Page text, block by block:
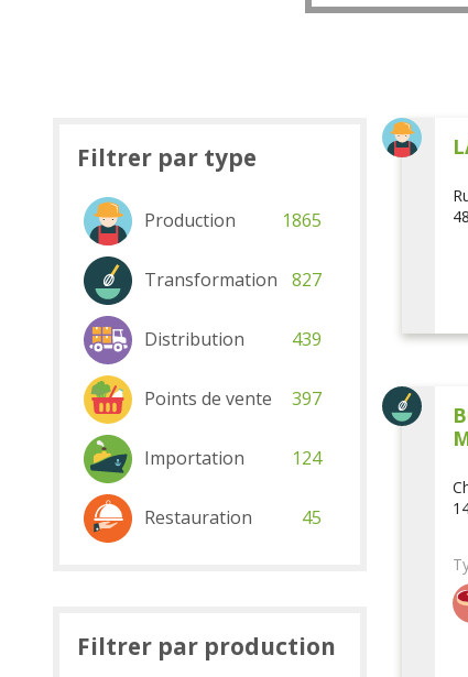
Filtrer par type
Production 1865
Transformation 827
Distribution 439
Points de vente 397
Importation 124
Restauration 45
Filtrer par production